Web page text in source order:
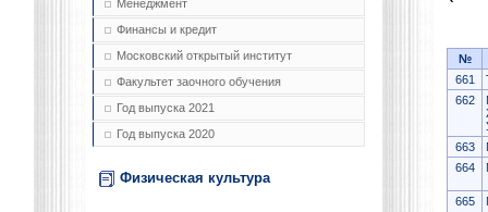
Менеджмент
Финансы и кредит
Московский открытый институт
Факультет заочного обучения
Год выпуска 2021
Год выпуска 2020
Физическая культура
№
661
662
663
664
665